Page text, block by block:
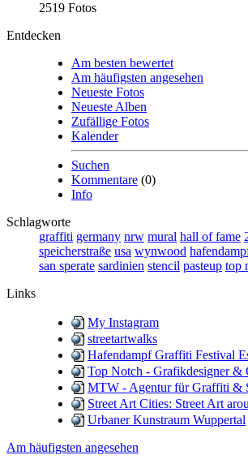
2519 Fotos
Entdecken
Am besten bewertet
Am häufigsten angesehen
Neueste Fotos
Neueste Alben
Zufällige Fotos
Kalender
Suchen
Kommentare (0)
Info
Schlagworte
graffiti germany nrw mural hall of fame
speicherstraße usa wynwood
san sperate sardinien stencil pasteup top
Links
My Instagram
streetartwalks
Hafendampf Graffiti Festival
Top Notch - Grafikdesigner &
MTW - Agentur für Graffiti &
Street Art Cities: Street Art
Urbaner Kunstraum Wuppertal
Am häufigsten angesehen